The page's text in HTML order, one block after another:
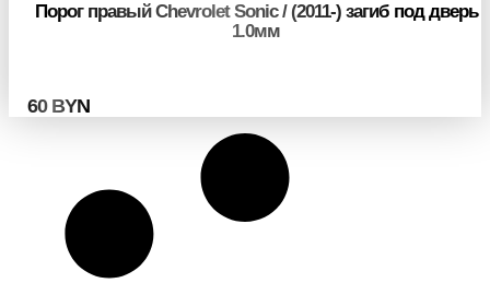
Порог правый Chevrolet Sonic / (2011-) загиб под дверь
1.0мм
60 BYN